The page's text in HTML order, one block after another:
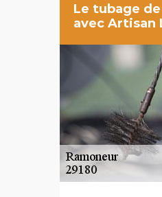
Le tubage
avec Artisan